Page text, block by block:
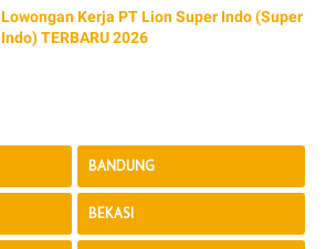
Lowongan Kerja PT Lion Super Indo (Super
Indo) TERBARU 2026
BANDUNG
BEKASI